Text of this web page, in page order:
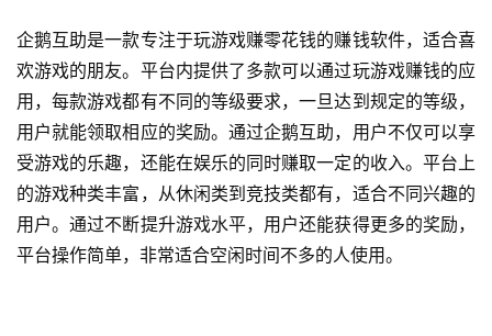
企鹅互助是一款专注于玩游戏赚零花钱的赚钱软件，适合喜
欢游戏的朋友。平台内提供了多款可以通过玩游戏赚钱的应
用，每款游戏都有不同的等级要求，一旦达到规定的等级，
用户就能领取相应的奖励。通过企鹅互助，用户不仅可以享
受游戏的乐趣，还能在娱乐的同时赚取一定的收入。平台上
的游戏种类丰富，从休闲类到竞技类都有，适合不同兴趣的
用户。通过不断提升游戏水平，用户还能获得更多的奖励，
平台操作简单，非常适合空闲时间不多的人使用。